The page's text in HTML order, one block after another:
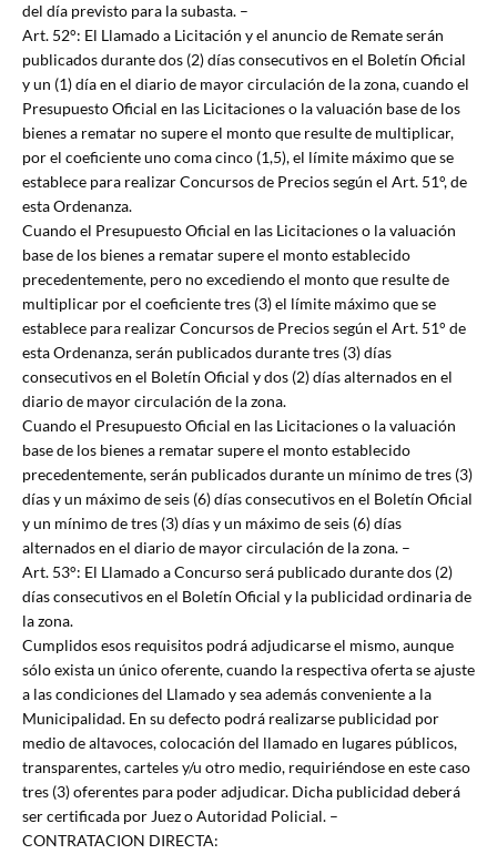
del día previsto para la subasta. –
Art. 52°: El Llamado a Licitación y el anuncio de Remate serán
publicados durante dos (2) días consecutivos en el Boletín Oficial
y un (1) día en el diario de mayor circulación de la zona, cuando el
Presupuesto Oficial en las Licitaciones o la valuación base de los
bienes a rematar no supere el monto que resulte de multiplicar,
por el coeficiente uno coma cinco (1,5), el límite máximo que se
establece para realizar Concursos de Precios según el Art. 51°, de
esta Ordenanza.
Cuando el Presupuesto Oficial en las Licitaciones o la valuación
base de los bienes a rematar supere el monto establecido
precedentemente, pero no excediendo el monto que resulte de
multiplicar por el coeficiente tres (3) el límite máximo que se
establece para realizar Concursos de Precios según el Art. 51° de
esta Ordenanza, serán publicados durante tres (3) días
consecutivos en el Boletín Oficial y dos (2) días alternados en el
diario de mayor circulación de la zona.
Cuando el Presupuesto Oficial en las Licitaciones o la valuación
base de los bienes a rematar supere el monto establecido
precedentemente, serán publicados durante un mínimo de tres (3)
días y un máximo de seis (6) días consecutivos en el Boletín Oficial
y un mínimo de tres (3) días y un máximo de seis (6) días
alternados en el diario de mayor circulación de la zona. –
Art. 53°: El Llamado a Concurso será publicado durante dos (2)
días consecutivos en el Boletín Oficial y la publicidad ordinaria de
la zona.
Cumplidos esos requisitos podrá adjudicarse el mismo, aunque
sólo exista un único oferente, cuando la respectiva oferta se ajuste
a las condiciones del Llamado y sea además conveniente a la
Municipalidad. En su defecto podrá realizarse publicidad por
medio de altavoces, colocación del llamado en lugares públicos,
transparentes, carteles y/u otro medio, requiriéndose en este caso
tres (3) oferentes para poder adjudicar. Dicha publicidad deberá
ser certificada por Juez o Autoridad Policial. –
CONTRATACION DIRECTA: